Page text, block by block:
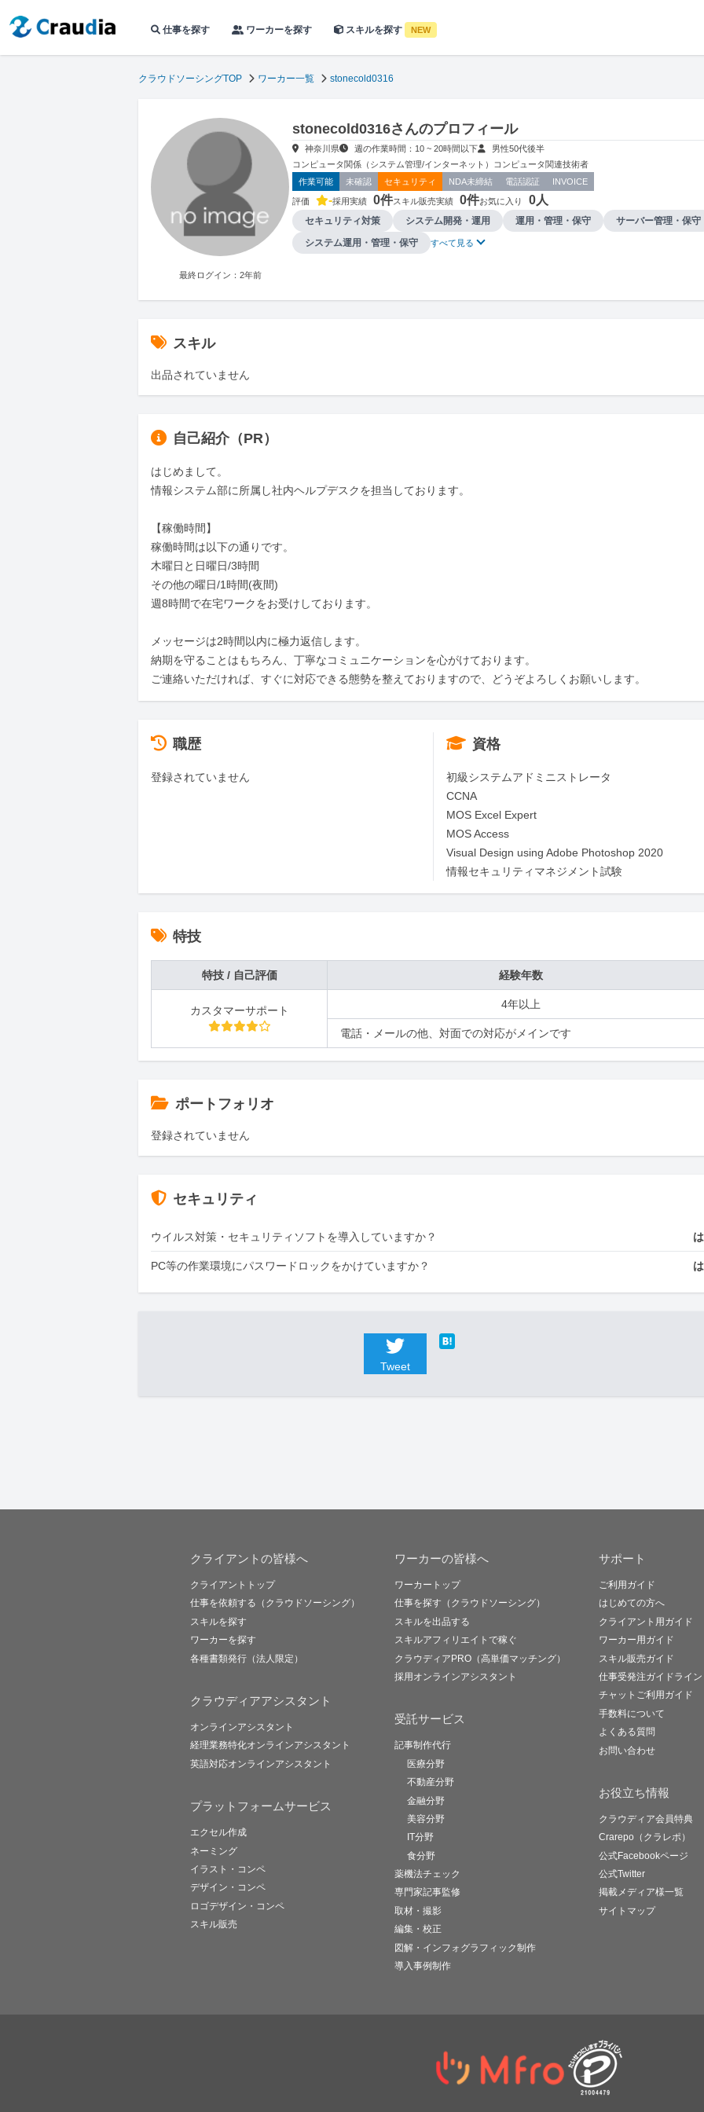
仕事を探す ワーカーを探す スキルを探す NEW
クラウドソーシングTOP ワーカー一覧 stonecold0316
最終ログイン：2年前
stonecold0316さんのプロフィール
神奈川県 週の作業時間：10 ~ 20時間以下 男性50代後半
コンピュータ関係（システム管理/インターネット）
コンピュータ関連技術者
作業可能
未確認 セキュリティ NDA未締結 電話認証 INVOICE
評価 -採用実績 0件スキル販売実績 0件お気に入り 0人
セキュリティ対策 システム開発・運用 運用・管理・保守
サーバー管理・保守
システム運用・管理・保守
すべて見る
スキル
出品されていません
自己紹介（PR）
はじめまして。
情報システム部に所属し社内ヘルプデスクを担当しております。
【稼働時間】
稼働時間は以下の通りです。
木曜日と日曜日/3時間
その他の曜日/1時間(夜間)
週8時間で在宅ワークをお受けしております。
メッセージは2時間以内に極力返信します。
納期を守ることはもちろん、丁寧なコミュニケーションを心がけております。
ご連絡いただければ、すぐに対応できる態勢を整えておりますので、どうぞよろしくお願いします。
職歴
登録されていません
資格
初級システムアドミニストレータ
CCNA
MOS Excel Expert
MOS Access
Visual Design using Adobe Photoshop 2020
情報セキュリティマネジメント試験
特技
特技 / 自己評価 経験年数
カスタマーサポート 4年以上
電話・メールの他、対面での対応がメインです
ポートフォリオ
登録されていません
セキュリティ
ウイルス対策・セキュリティソフトを導入していますか？
PC等の作業環境にパスワードロックをかけていますか？
Tweet
クライアントの皆様へ
クライアントトップ
仕事を依頼する（クラウドソーシング）
スキルを探す
ワーカーを探す
各種書類発行（法人限定）
クラウディアアシスタント
オンラインアシスタント
経理業務特化オンラインアシスタント
英語対応オンラインアシスタント
プラットフォームサービス
エクセル作成
ネーミング
イラスト・コンペ
デザイン・コンペ
ロゴデザイン・コンペ
スキル販売
ワーカーの皆様へ
ワーカートップ
仕事を探す（クラウドソーシング）
スキルを出品する
スキルアフィリエイトで稼ぐ
クラウディアPRO（高単価マッチング）
採用オンラインアシスタント
受託サービス
記事制作代行
医療分野
不動産分野
金融分野
美容分野
IT分野
食分野
薬機法チェック
専門家記事監修
取材・撮影
編集・校正
図解・インフォグラフィック制作
導入事例制作
サポート
ご利用ガイド
はじめての方へ
クライアント用ガイド
ワーカー用ガイド
スキル販売ガイド
仕事受発注ガイドライン
チャットご利用ガイド
手数料について
よくある質問
お問い合わせ
お役立ち情報
クラウディア会員特典
Crarepo（クラレポ）
公式Facebookページ
公式Twitter
掲載メディア様一覧
サイトマップ